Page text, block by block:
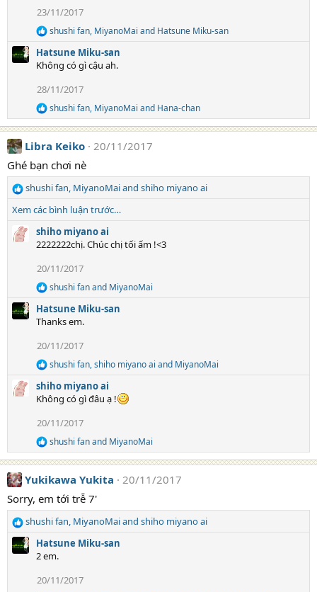
o
n
s
:
23/11/2017
R
e
a
c
i
o
n
s
shushi fan, MiyanoMai and Hatsune Miku-san
Hatsune Miku-san
Không có gì cậu ah.
28/11/2017
R
e
a
c
i
n
:
shushi fan, MiyanoMai and Hana-chan
Libra Keiko 20/11/2017
Ghé bạn chơi nè
R
e
c
t
:
shushi fan, MiyanoMaiand shiho miyano ai
Xem các bình luận trước…
shiho miyano ai
2222222chị. Chúc chị tối ấm !<3
20/11/2017
R
e
a
c
i
o
n
s
:
shushi fanand MiyanoMai
Hatsune Miku-san
Thanks em.
20/11/2017
R
a
c
i
o
n
s
shushi fan,shiho miyano ai and MiyanoMai
shiho miyano ai
Không có gì đâu ạ !
20/11/2017
R
e
a
c
n
s
:
shushi fanand MiyanoMai
Yukikawa Yukita
20/11/2017
Sorry, em tới trễ 7'
R
e
a
shushi fan, MiyanoMaiand shiho miyano ai
Hatsune Miku-san
2 em.
20/11/2017